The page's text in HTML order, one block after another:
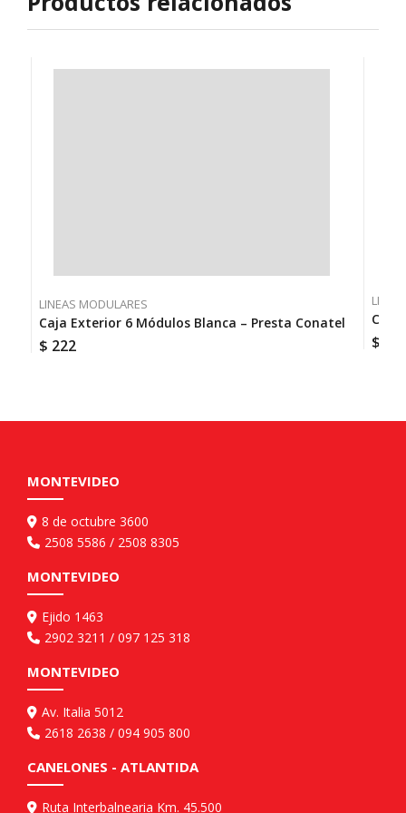
LINEAS MODULARES
Caja Exterior 6 Módulos Blanca – Presta Conatel
$ 222
Caja
$
MONTEVIDEO
8 de octubre 3600
2508 5586 / 2508 8305
MONTEVIDEO
Ejido 1463
2902 3211 / 097 125 318
MONTEVIDEO
Av. Italia 5012
2618 2638 / 094 905 800
CANELONES - ATLANTIDA
Ruta Interbalnearia Km. 45.500